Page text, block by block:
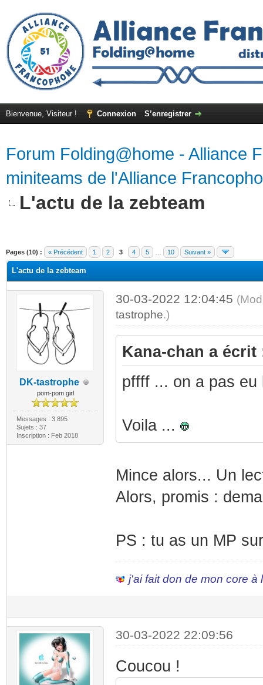
Bienvenue, Visiteur ! Connexion S’enregistrer
Forum Folding@home - Alliance
miniteams de l'Alliance
L'actu de la zebteam
Pages (10) : « Précédent 1 2 3 4 5 10 Suivant »
L'actu de la zebteam
DK-tastrophe
pom-pom girl
Messages : 3 895
Sujets : 37
Inscription : Feb 2018
30-03-2022 12:04:45
tastrophe.)
Kana-chan a écrit
pffff ... on a pas
Voila ...
Mince alors... Un
Alors, promis :
PS : tu as un MP
j'ai fait don de mon core à
30-03-2022 22:09:56
Coucou !